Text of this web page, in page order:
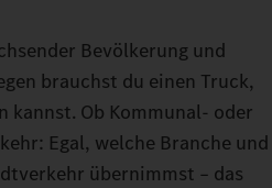
Bevölkerung und
brauchst du einen Truck,
kannst. Ob Kommunal- oder
Egal, welche Branche und
übernimmst – das